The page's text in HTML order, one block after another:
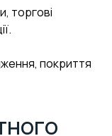
торгові
покриття